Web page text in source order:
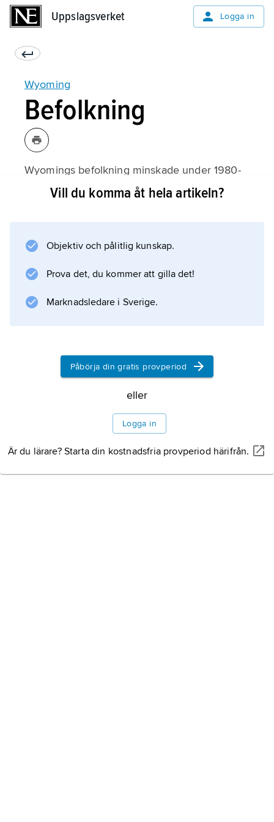
Uppslagsverket Logga in
Wyoming
Befolkning
Wyomings befolkning minskade under 1980-
talet, men därefter har utvecklingen vänt och
Hälften av invånarna bor i Wyomings sydöstra
del, där bland annat Cheyenne (65 100
Laramie (31 400 invånare)
Information om artikeln
Vill du komma åt hela artikeln?
Objektiv och pålitlig kunskap.
Prova det, du kommer att gilla det!
Marknadsledare i Sverige.
Påbörja din gratis provperiod
eller
Logga in
Är du lärare? Starta din kostnadsfria provperiod härifrån.